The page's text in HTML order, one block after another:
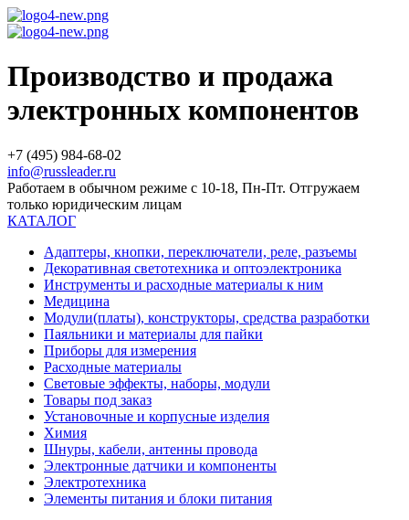
Производство и продажа
электронных компонентов
+7 (495) 984-68-02
info@russleader.ru
Работаем в обычном режиме с 10-18, Пн-Пт. Отгружаем
только юридическим лицам
КАТАЛОГ
Адаптеры, кнопки, переключатели, реле, разъемы
Декоративная светотехника и оптоэлектроника
Инструменты и расходные материалы к ним
Медицина
Модули(платы), конструкторы, средства разработки
Паяльники и материалы для пайки
Приборы для измерения
Расходные материалы
Световые эффекты, наборы, модули
Товары под заказ
Установочные и корпусные изделия
Химия
Шнуры, кабели, антенны провода
Электронные датчики и компоненты
Электротехника
Элементы питания и блоки питания